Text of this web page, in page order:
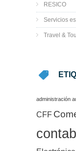
RESICO
Servicios
Travel &
administración
CFF